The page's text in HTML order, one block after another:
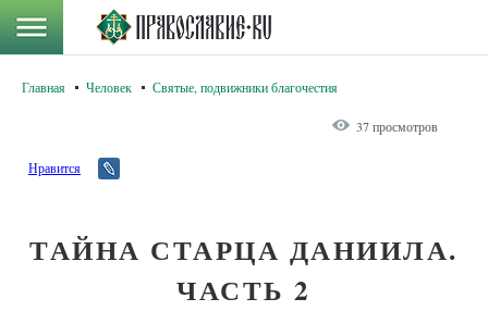
Главная Человек Святые, подвижники благочестия
37 просмотров
Нравится
ТАЙНА СТАРЦА ДАНИИЛА.
ЧАСТЬ 2